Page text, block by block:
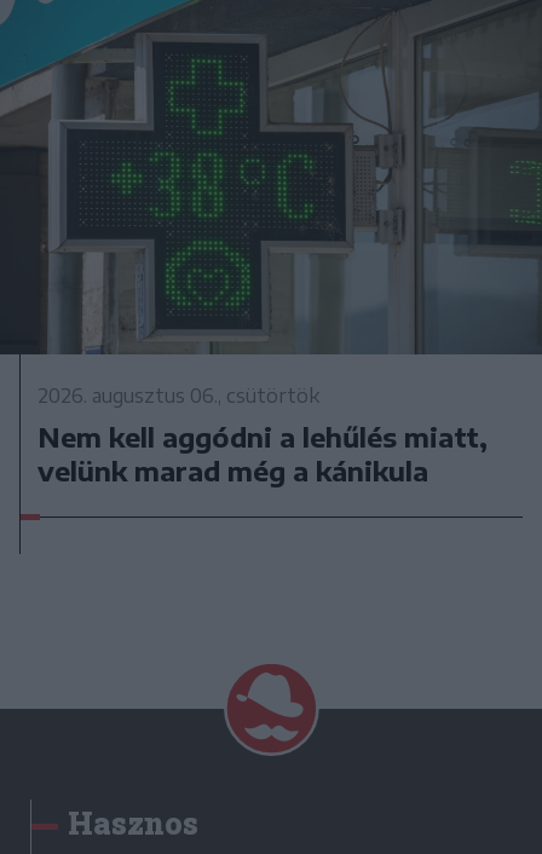
2026. augusztus 06., csütörtök
Nem kell aggódni a lehűlés miatt,
velünk marad még a kánikula
Hasznos